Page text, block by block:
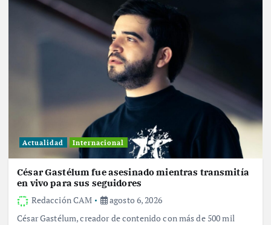
Actualidad Internacional
César Gastélum fue asesinado mientras transmitía
en vivo para sus seguidores
Redacción CAM
agosto 6, 2026
César Gastélum, creador de contenido con más de 500 mil